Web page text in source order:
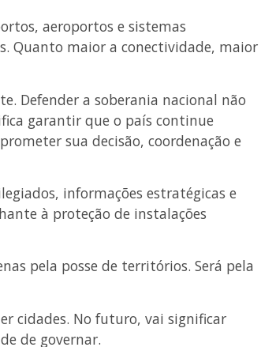
aeroportos e sistemas
Quanto maior a conectividade, maior
Defender a soberania nacional não
garantir que o país continue
sua decisão, coordenação e
informações estratégicas e
à proteção de instalações
pela posse de territórios. Será pela
cidades. No futuro, vai significar
de governar.